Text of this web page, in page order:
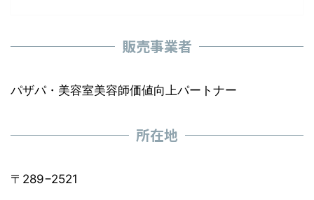
販売事業者
パザパ・美容室美容師価値向上パートナー
所在地
〒289−2521